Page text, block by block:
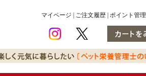
マイページ ご注文履歴 ポイント管理